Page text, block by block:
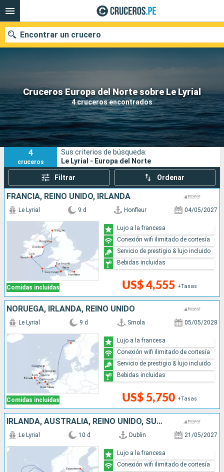
Cruceros Europa del Norte sobre Le Lyrial
4 cruceros encontrados
Encontrar un crucero
Nuestros destinos
Fecha de salida
Puertos Compañías
Buscar
4
cruceros
Sus criterios de búsqueda:
Le Lyrial - Europa del Norte
Filtrar Ordenar
FRANCIA, REINO UNIDO, IRLANDA
Comidas incluidas
Le Lyrial 9 d Honfleur 04/05/2027
US$ 4,555 +Tasas
Lujo a la francesa
Conexión wifi ilimitado de cortesía
Servicio de prestigio & lujo incluido
Bebidas incluidas
NORUEGA, IRLANDA, REINO UNIDO
Comidas incluidas
Le Lyrial 9 d Smola 05/05/2028
US$ 5,750 +Tasas
Lujo a la francesa
Conexión wifi ilimitado de cortesía
Servicio de prestigio & lujo incluido
Bebidas incluidas
IRLANDA, AUSTRALIA, REINO UNIDO, SUECIA
Le Lyrial 10 d Dublin 21/05/2027
Lujo a la francesa
Conexión wifi ilimitado de cortesía